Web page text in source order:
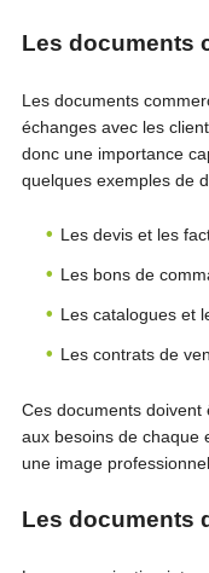
Les documents
Les documents
échanges avec les
donc une importance
quelques exemples de
Les devis et les
Les bons de
Les catalogues et
Les contrats de
Ces documents
aux besoins de chaque
une image
Les documents